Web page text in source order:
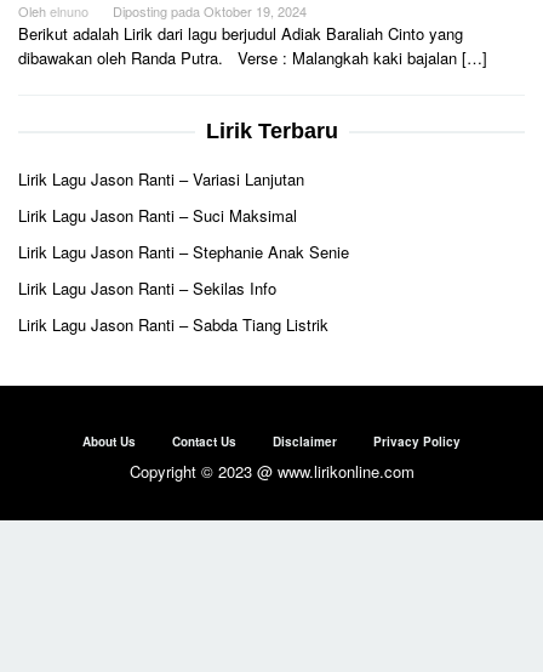
Olehelnuno Diposting pada Oktober 19, 2024
Berikut adalah Lirik dari lagu berjudul Adiak Baraliah Cinto yang
dibawakan oleh Randa Putra. Verse : Malangkah kaki bajalan […]
Lirik Terbaru
Lirik Lagu Jason Ranti – Variasi Lanjutan
Lirik Lagu Jason Ranti – Suci Maksimal
Lirik Lagu Jason Ranti – Stephanie Anak Senie
Lirik Lagu Jason Ranti – Sekilas Info
Lirik Lagu Jason Ranti – Sabda Tiang Listrik
About Us Contact Us Disclaimer Privacy Policy
Copyright © 2023 @ www.lirikonline.com